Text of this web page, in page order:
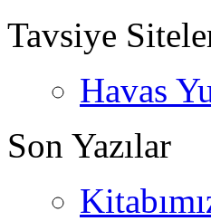
Tavsiye
Havas
Son Yazılar